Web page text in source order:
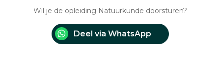
Wil je de opleiding Natuurkunde doorsturen?
Deel via WhatsApp